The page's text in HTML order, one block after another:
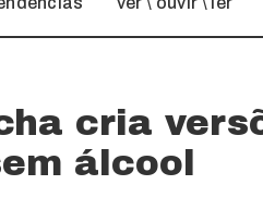
cria
álcool